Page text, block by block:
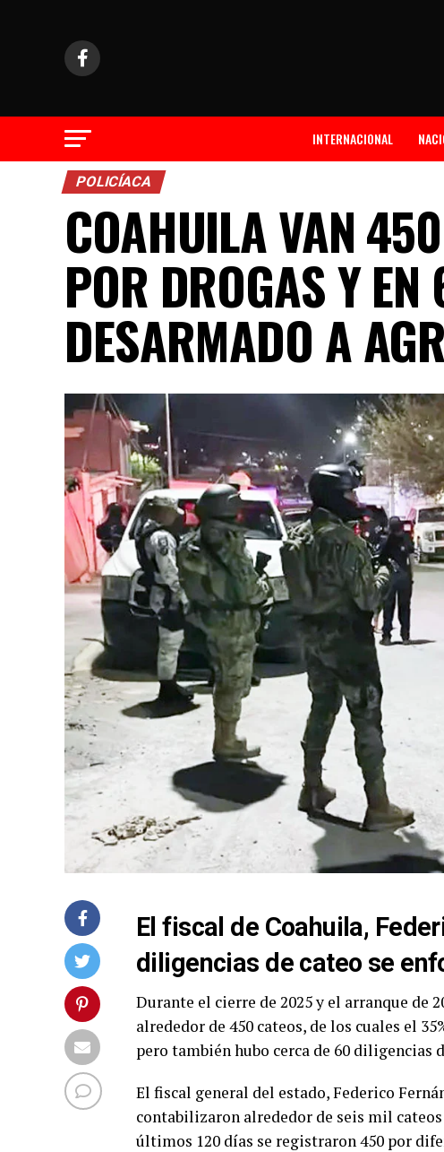
INTERNACIONAL
POLICÍACA
COAHUILA VAN
POR DROGAS Y
DESARMADO A
El fiscal de Coahuila,
diligencias de cateo se
Durante el cierre de 2025 y el arranque de
alrededor de 450 cateos, de los cuales el
pero también hubo cerca de 60 diligencias
El fiscal general del estado, Federico
contabilizaron alrededor de seis mil
últimos 120 días se registraron 450 por